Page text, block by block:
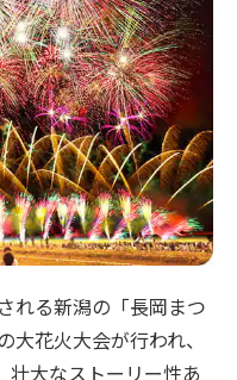
れる新潟の「長岡まつ
花火大会が行われ、
壮大なストーリー性あ